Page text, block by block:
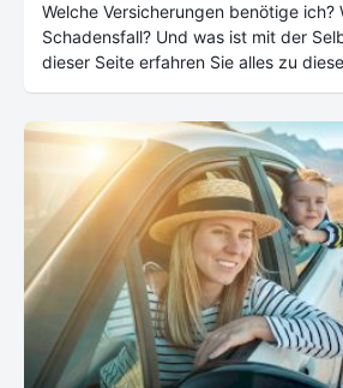
Welche Versicherungen benötige ich?
Schadensfall? Und was ist mit der
dieser Seite erfahren Sie alles zu